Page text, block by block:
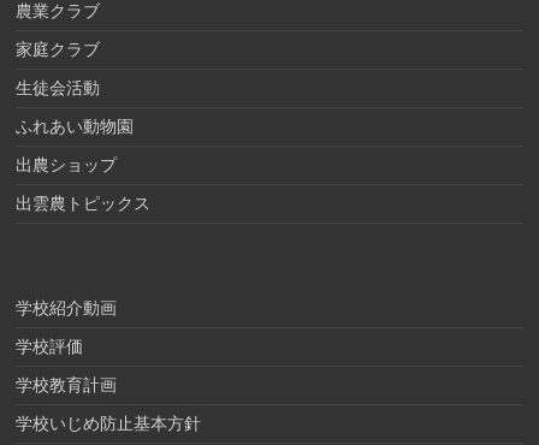
農業クラブ
家庭クラブ
生徒会活動
ふれあい動物園
出農ショップ
出雲農トピックス
学校紹介動画
学校評価
学校教育計画
学校いじめ防止基本方針